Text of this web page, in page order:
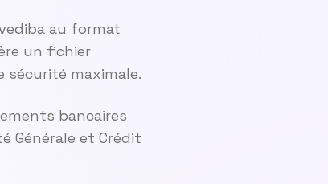
au format
un fichier
maximale.
bancaires
Générale et Crédit